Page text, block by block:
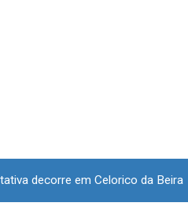
decorre em Celorico da Beira